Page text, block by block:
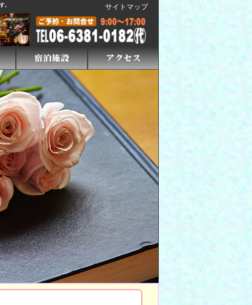
。 サイトマップ